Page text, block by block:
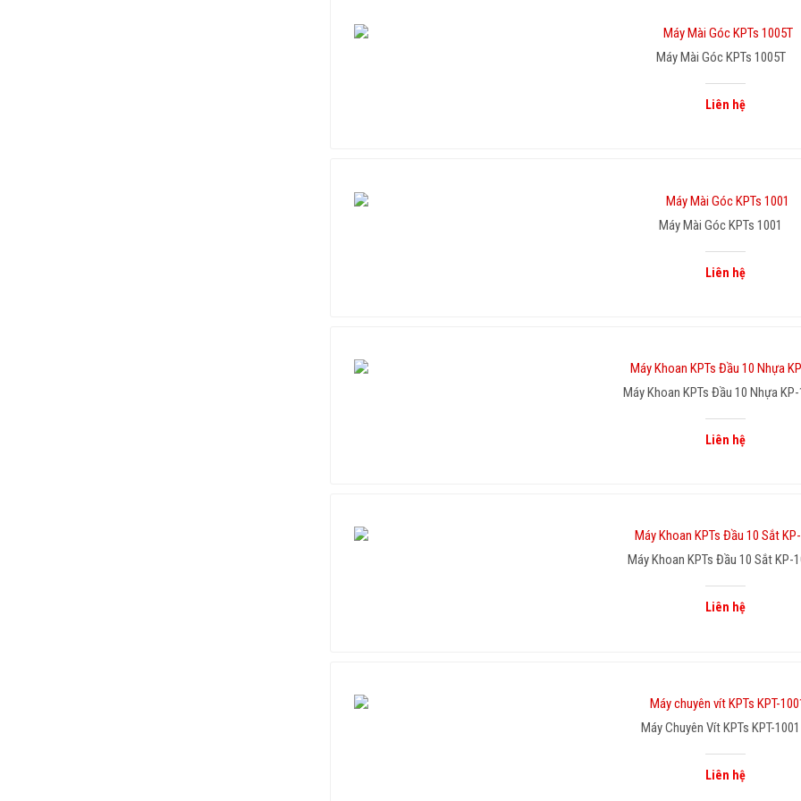
Máy Mài Góc KPTs 1005T
Liên hệ
Máy Mài Góc KPTs 1001
Liên hệ
Máy Khoan KPTs Đầu 10 Nhựa
Liên hệ
Máy Khoan KPTs Đầu 10 Sắt KP-
Liên hệ
Máy Chuyên Vít KPTs KPT-1001
Liên hệ